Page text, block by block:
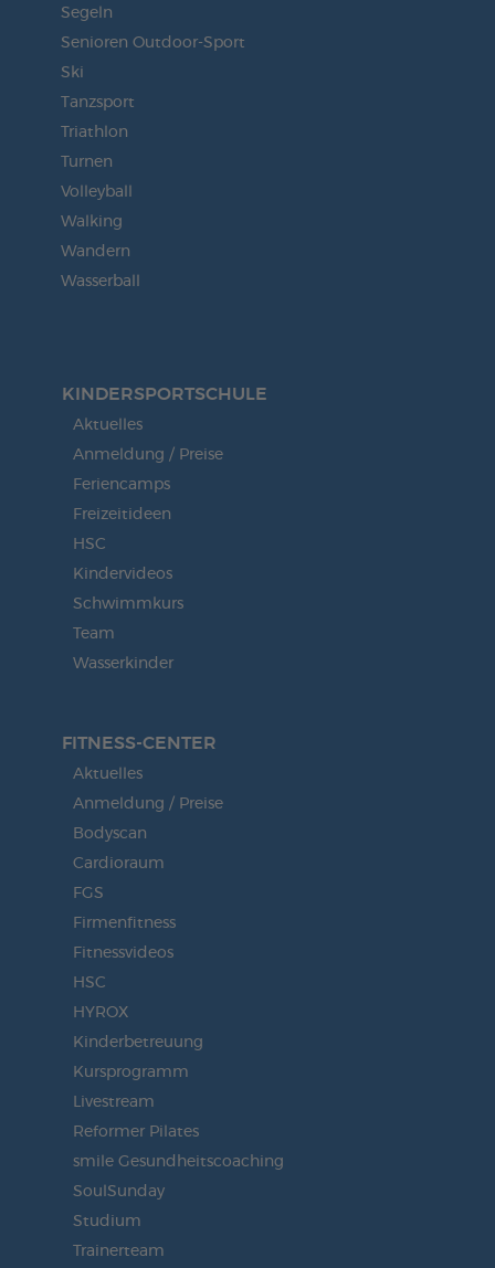
Segeln
Senioren Outdoor-Sport
Ski
Tanzsport
Triathlon
Turnen
Volleyball
Walking
Wandern
Wasserball
KINDERSPORT­SCHULE
Aktuelles
Anmeldung / Preise
Feriencamps
Freizeitideen
HSC
Kindervideos
Schwimmkurs
Team
Wasserkinder
FITNESS-CENTER
Aktuelles
Anmeldung / Preise
Bodyscan
Cardioraum
FGS
Firmenfitness
Fitnessvideos
HSC
HYROX
Kinderbetreuung
Kursprogramm
Livestream
Reformer Pilates
smile Gesundheitscoaching
SoulSunday
Studium
Trainerteam